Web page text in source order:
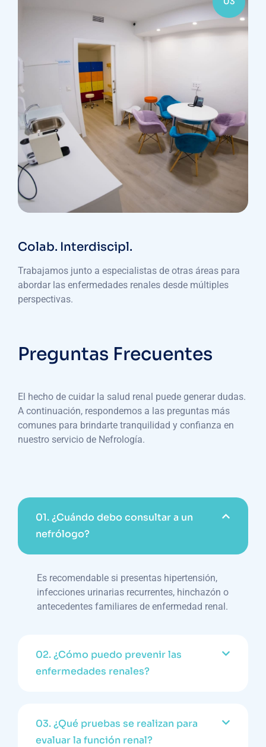
Colab. Interdiscipl.
Trabajamos junto a especialistas de otras áreas para
abordar las enfermedades renales desde múltiples
perspectivas.
Preguntas Frecuentes
El hecho de cuidar la salud renal puede generar dudas.
A continuación, respondemos a las preguntas más
comunes para brindarte tranquilidad y confianza en
nuestro servicio de Nefrología.
01.¿Cuándo debo consultar a un
nefrólogo?
Es recomendable si presentas hipertensión,
infecciones urinarias recurrentes, hinchazón o
antecedentes familiares de enfermedad renal.
02.¿Cómo puedo prevenir las
enfermedades renales?
03.¿Qué pruebas se realizan para
evaluar la función renal?